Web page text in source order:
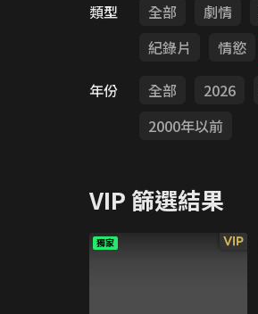
類型
全部 劇情
紀錄片
情慾
年份
全部 2026
2000年以前
VIP 篩選結果
VIP
獨家